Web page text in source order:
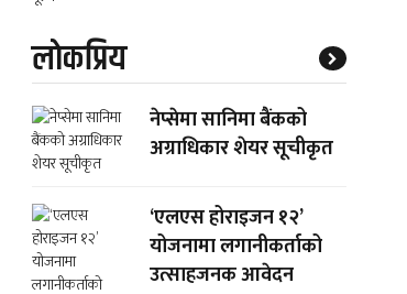
लाेकप्रिय
नेप्सेमा सानिमा बैंकको
अग्राधिकार शेयर सूचीकृत
‘एलएस होराइजन १२’
योजनामा लगानीकर्ताको
उत्साहजनक आवेदन